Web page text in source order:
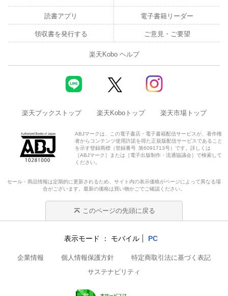
読書アプリ 電子書籍リーダー
領収書を発行する ご意見・ご要望
楽天Kobo ヘルプ
楽天ブックストップ 楽天Koboトップ 楽天市場トップ
ABJマークは、この電子書店・電子書籍配信サービスが、著作権
者からコンテンツ使用許諾を得た正規版配信サービスであること
を示す登録商標（登録番号 第6091713号）です。詳しくは
［ABJマーク］または［電子出版制作・流通協議会］で検索して
ください。
セール・商品情報は定期的に更新されるため、サイト内の表示価格がページによって異なる場
合がございます。最新の価格は買い物かごでご確認ください。
このページの先頭に戻る
表示モード モバイル PC
企業情報 個人情報保護方針
特定商取引法に基づく表記
サステナビリティ